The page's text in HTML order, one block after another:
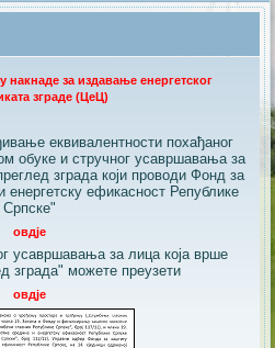
за издавање енергетског
зграде (ЦеЦ)
еквивалентности похађаног
обуке и стручног усавршавања за
зграда који проводи Фонд за
ефикасност Републике
Српске"
овдје
усавршавања за лица која врше
зграда" можете преузети
овдје